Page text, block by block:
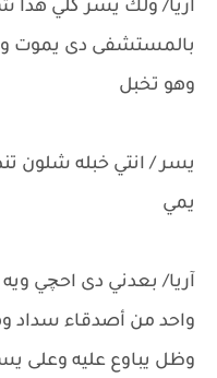
آريا/ ولك يسر گلي هذا
بالمستشفى دى يموت
وهو تخبل
يسر / انتي خبله شلون
يمي
آريا/ بعدني دى احچي
واحد من أصدقاء سداد
وظل يباوع عليه وعلى